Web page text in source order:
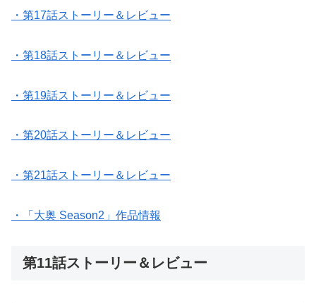
・第17話ストーリー＆レビュー
・第18話ストーリー＆レビュー
・第19話ストーリー＆レビュー
・第20話ストーリー＆レビュー
・第21話ストーリー＆レビュー
・「大奥 Season2」作品情報
第11話ストーリー＆レビュー